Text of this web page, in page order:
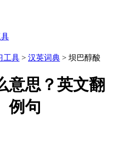
工具 > 汉英词典 > 坝巴醇酸
意思？英文翻
例句